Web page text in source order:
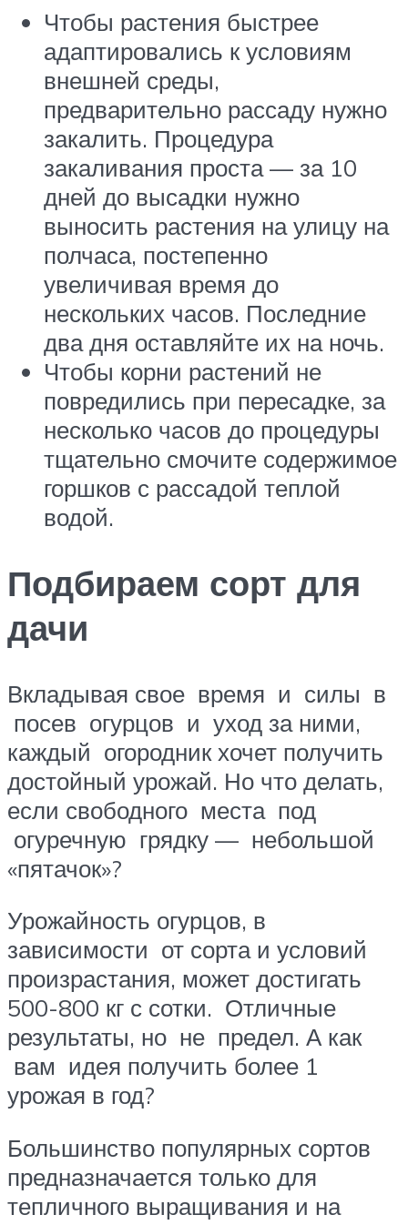
Чтобы растения быстрее
адаптировались к условиям
внешней среды,
предварительно рассаду нужно
закалить. Процедура
закаливания проста — за 10
дней до высадки нужно
выносить растения на улицу на
полчаса, постепенно
увеличивая время до
нескольких часов. Последние
два дня оставляйте их на ночь.
Чтобы корни растений не
повредились при пересадке, за
несколько часов до процедуры
тщательно смочите содержимое
горшков с рассадой теплой
водой.
Подбираем сорт для
дачи
Вкладывая свое время и силы в
посев огурцов и уход за ними,
каждый огородник хочет получить
достойный урожай. Но что делать,
если свободного места под
огуречную грядку — небольшой
«пятачок»?
Урожайность огурцов, в
зависимости от сорта и условий
произрастания, может достигать
500-800 кг с сотки. Отличные
результаты, но не предел. А как
вам идея получить более 1
урожая в год?
Большинство популярных сортов
предназначается только для
тепличного выращивания и на